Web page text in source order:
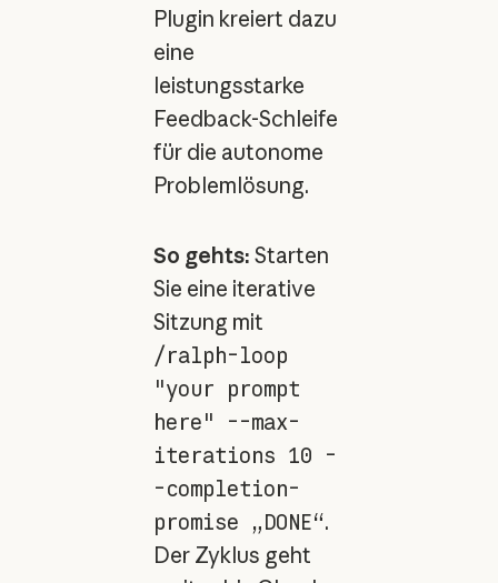
Plugin kreiert dazu
eine
leistungsstarke
Feedback-Schleife
für die autonome
Problemlösung.
So gehts: Starten
Sie eine iterative
Sitzung mit
/ralph-loop
"your prompt
here" --max-
iterations 10 -
-completion-
promise „DONE“.
Der Zyklus geht